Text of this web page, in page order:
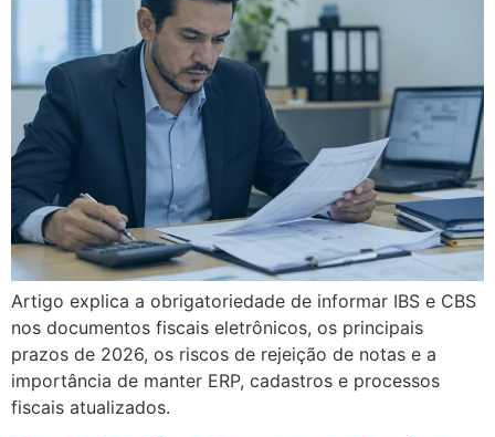
Artigo explica a obrigatoriedade de informar IBS e CBS
nos documentos fiscais eletrônicos, os principais
prazos de 2026, os riscos de rejeição de notas e a
importância de manter ERP, cadastros e processos
fiscais atualizados.